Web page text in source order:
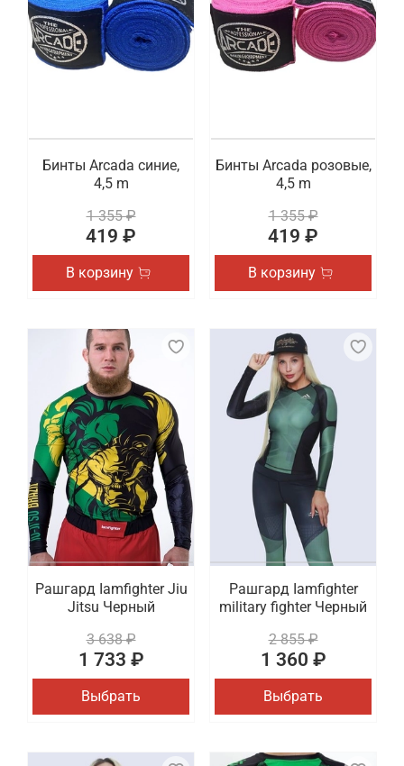
Бинты Arcada синие,
4,5 m
1 355 ₽
419 ₽
В корзину
Бинты Arcada розовые,
4,5 m
1 355 ₽
419 ₽
В корзину
Рашгард Iamfighter Jiu
Jitsu Черный
3 638 ₽
1 733 ₽
Выбрать
Рашгард Iamfighter
military fighter Черный
2 855 ₽
1 360 ₽
Выбрать